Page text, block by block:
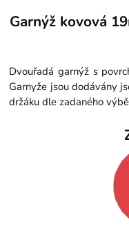
Garnýž kovová
Dvouřadá garnýž s
Garnyže jsou dodávány
držáku dle zadaného